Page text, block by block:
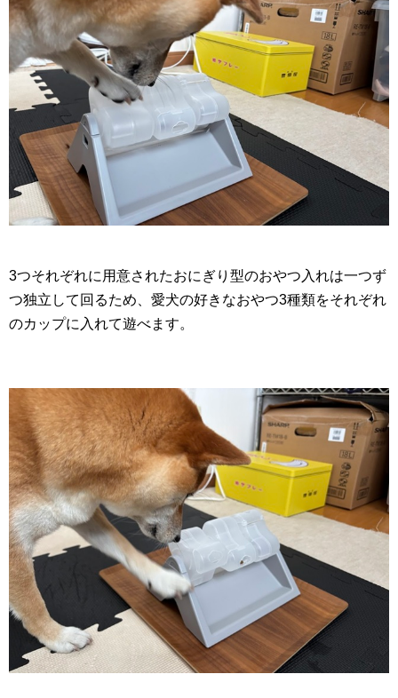
3つそれぞれに用意されたおにぎり型のおやつ入れは一つず
つ独立して回るため、愛犬の好きなおやつ3種類をそれぞれ
のカップに入れて遊べます。